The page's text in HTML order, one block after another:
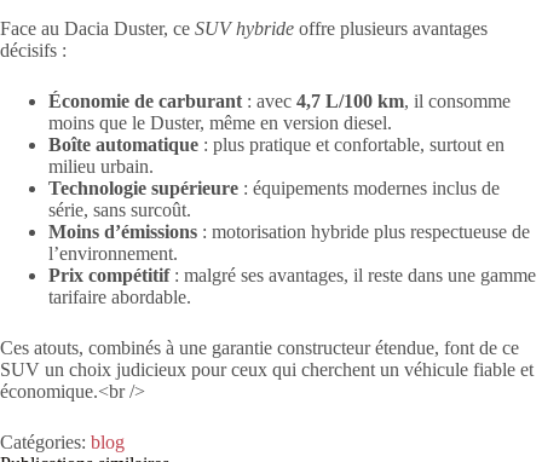
Face au Dacia Duster, ce SUV hybride offre plusieurs avantages
décisifs :
Économie de carburant : avec 4,7 L/100 km, il consomme
moins que le Duster, même en version diesel.
Boîte automatique : plus pratique et confortable, surtout en
milieu urbain.
Technologie supérieure : équipements modernes inclus de
série, sans surcoût.
Moins d’émissions : motorisation hybride plus respectueuse de
l’environnement.
Prix compétitif: malgré ses avantages, il reste dans une gamme
tarifaire abordable.
Ces atouts, combinés à une garantie constructeur étendue, font de ce
SUV un choix judicieux pour ceux qui cherchent un véhicule fiable et
économique.<br />
Catégories: blog